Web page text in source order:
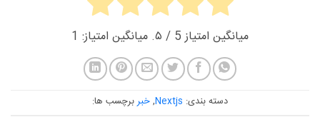
میانگین امتیاز5 / ۵. میانگین امتیاز: 1
دسته بندی: Nextjs
,خبربرچسب ها: